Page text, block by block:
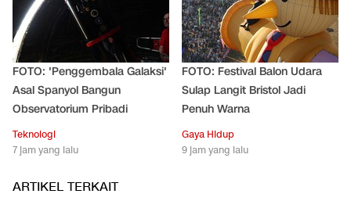
FOTO: 'Penggembala Galaksi'
Asal Spanyol Bangun
Observatorium Pribadi
Teknologi
7 jam yang lalu
FOTO: Festival Balon Udara
Sulap Langit Bristol Jadi
Penuh Warna
Gaya Hidup
9 jam yang lalu
ARTIKEL TERKAIT